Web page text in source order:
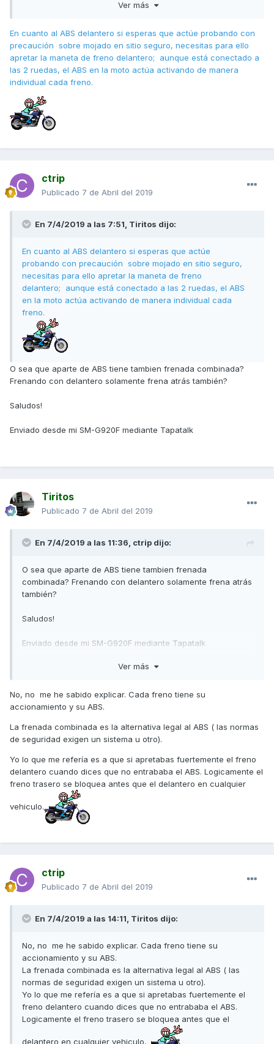
normal esto? O es que hay una gran diferencia entre los
Enviado desde mi SM-G920F mediante Tapatalk
Ver más
En cuanto al ABS delantero si esperas que actúe probando con
precaución sobre mojado en sitio seguro, necesitas para ello
apretar la maneta de freno delantero; aunque está conectado a
las 2 ruedas, el ABS en la moto actúa activando de manera
individual cada freno.
ctrip
Publicado 7 de Abril del 2019
En 7/4/2019 a las 7:51, Tiritos dijo:
En cuanto al ABS delantero si esperas que actúe
probando con precaución sobre mojado en sitio seguro,
necesitas para ello apretar la maneta de freno
delantero; aunque está conectado a las 2 ruedas, el ABS
en la moto actúa activando de manera individual cada
freno.
O sea que aparte de ABS tiene tambien frenada combinada?
Frenando con delantero solamente frena atrás también?
Saludos!
Enviado desde mi SM-G920F mediante Tapatalk
Tiritos
Publicado 7 de Abril del 2019
En 7/4/2019 a las 11:36, ctrip dijo:
O sea que aparte de ABS tiene tambien frenada
combinada? Frenando con delantero solamente frena atrás
también?
Saludos!
Enviado desde mi SM-G920F mediante Tapatalk
Ver más
No, no me he sabido explicar. Cada freno tiene su
accionamiento y su ABS.
La frenada combinada es la alternativa legal al ABS ( las normas
de seguridad exigen un sistema u otro).
Yo lo que me refería es a que si apretabas fuertemente el freno
delantero cuando dices que no entrababa el ABS. Logicamente el
freno trasero se bloquea antes que el delantero en cualquier
vehiculo.
ctrip
Publicado 7 de Abril del 2019
En 7/4/2019 a las 14:11, Tiritos dijo:
No, no me he sabido explicar. Cada freno tiene su
accionamiento y su ABS.
La frenada combinada es la alternativa legal al ABS ( las
normas de seguridad exigen un sistema u otro).
Yo lo que me refería es a que si apretabas fuertemente el
freno delantero cuando dices que no entrababa el ABS.
Logicamente el freno trasero se bloquea antes que el
delantero en cualquier vehiculo.